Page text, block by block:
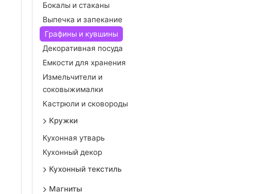
Бокалы и стаканы
Выпечка и запекание
Графины и кувшины
Декоративная посуда
Емкости для хранения
Измельчители и
соковыжималки
Кастрюли и сковороды
Кружки
Кухонная утварь
Кухонный декор
Кухонный текстиль
Магниты